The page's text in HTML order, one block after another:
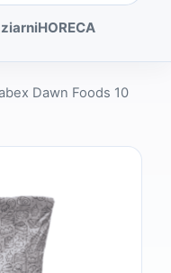
HORECA
Dawn Foods 10